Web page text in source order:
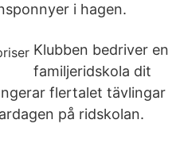
i hagen.
Klubben bedriver en
familjeridskola dit
flertalet tävlingar
på ridskolan.